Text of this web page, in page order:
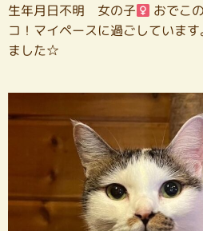
生年月日不明 女の子 おでこ
コ！マイペースに過ごしていま
ました☆